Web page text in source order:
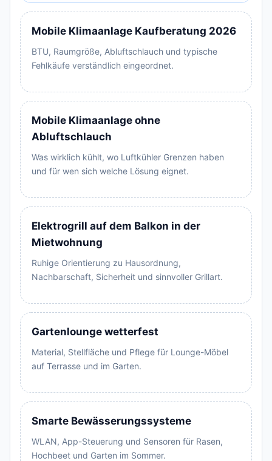
Mobile Klimaanlage Kaufberatung 2026
BTU, Raumgröße, Abluftschlauch und typische
Fehlkäufe verständlich eingeordnet.
Mobile Klimaanlage ohne
Abluftschlauch
Was wirklich kühlt, wo Luftkühler Grenzen haben
und für wen sich welche Lösung eignet.
Elektrogrill auf dem Balkon in der
Mietwohnung
Ruhige Orientierung zu Hausordnung,
Nachbarschaft, Sicherheit und sinnvoller Grillart.
Gartenlounge wetterfest
Material, Stellfläche und Pflege für Lounge-Möbel
auf Terrasse und im Garten.
Smarte Bewässerungssysteme
WLAN, App-Steuerung und Sensoren für Rasen,
Hochbeet und Garten im Sommer.